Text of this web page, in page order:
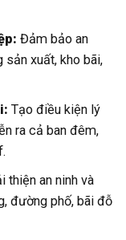
Đảm bảo an
sản xuất, kho bãi,
Tạo điều kiện lý
ra cả ban đêm,
thiện an ninh và
đường phố, bãi đỗ